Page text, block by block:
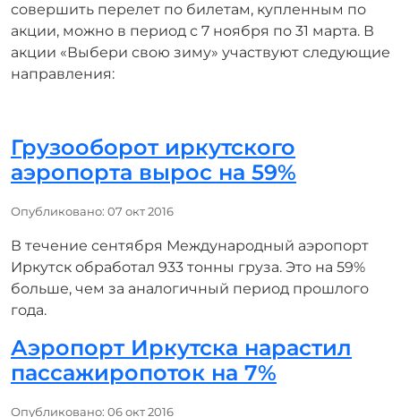
совершить перелет по билетам, купленным по
акции, можно в период с 7 ноября по 31 марта. В
акции «Выбери свою зиму» участвуют следующие
направления:
Грузооборот иркутского
аэропорта вырос на 59%
Информация о материале
Опубликовано: 07 окт 2016
В течение сентября Международный аэропорт
Иркутск обработал 933 тонны груза. Это на 59%
больше, чем за аналогичный период прошлого
года.
Аэропорт Иркутска нарастил
пассажиропоток на 7%
Информация о материале
Опубликовано: 06 окт 2016